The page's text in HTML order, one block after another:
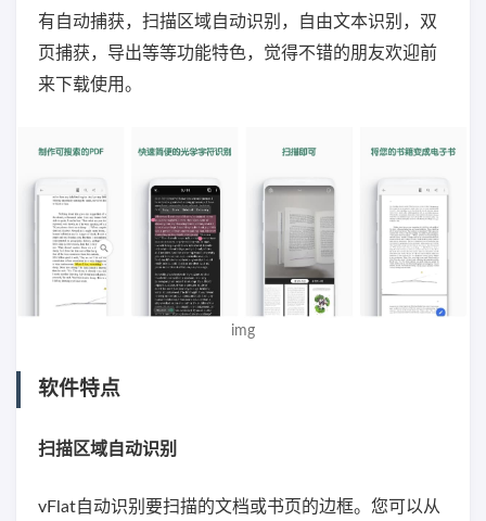
有自动捕获，扫描区域自动识别，自由文本识别，双
页捕获，导出等等功能特色，觉得不错的朋友欢迎前
来下载使用。
img
软件特点
扫描区域自动识别
vFlat自动识别要扫描的文档或书页的边框。您可以从